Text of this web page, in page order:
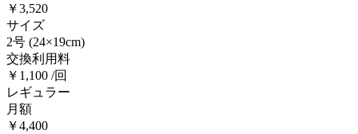
￥3,520
サイズ
2号 (24×19cm)
交換利用料
￥1,100 /回
レギュラー
月額
￥4,400